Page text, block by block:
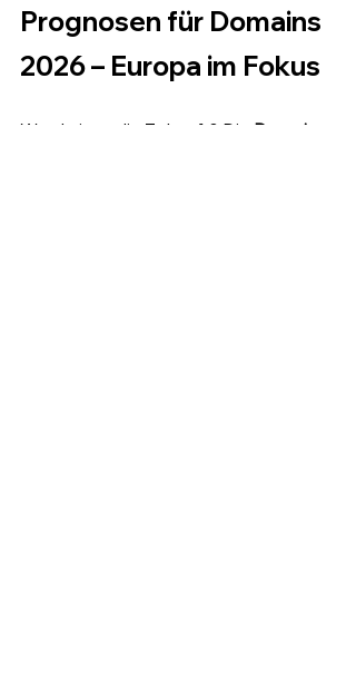
Prognosen für Domains
2026 – Europa im Fokus
Was bringt die Zukunft? Die Domain